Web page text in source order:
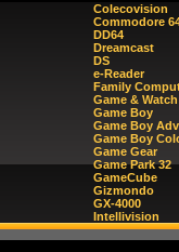
Colecovision
Commodore
DD64
Dreamcast
DS
e-Reader
Family
Game & Watch
Game Boy
Game Boy
Game Boy
Game Gear
Game Park 32
GameCube
Gizmondo
GX-4000
Intellivision